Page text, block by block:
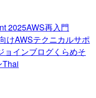
2025AWS再入門
けAWSテクニカルサポ
ョインブログくらめそ
Thai